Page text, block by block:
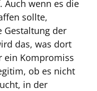
Auch wenn es die
sollte,
Gestaltung der
das, was dort
ein Kompromiss
ob es nicht
in der